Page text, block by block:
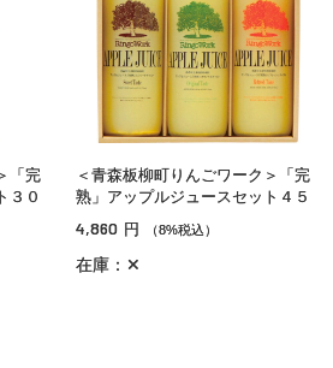
「完
３０
＜青森板柳町りんごワーク＞「完
熟」アップルジュースセット４５
4,860 円 （8%税込）
在庫：✕